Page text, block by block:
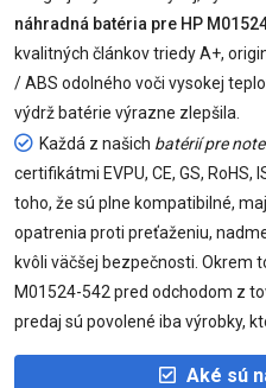
náhradná batéria pre HP
kvalitných článkov triedy A+,
/ ABS odolného voči vysokej
výdrž batérie výrazne zlepšila.
Každá z našich batérií pre
certifikátmi EVPU, CE, GS,
toho, že sú plne kompatibilné,
opatrenia proti preťaženiu,
kvôli väčšej bezpečnosti. Okrem
M01524-542 pred odchodom z
predaj sú povolené iba výrobky,
Aké sú